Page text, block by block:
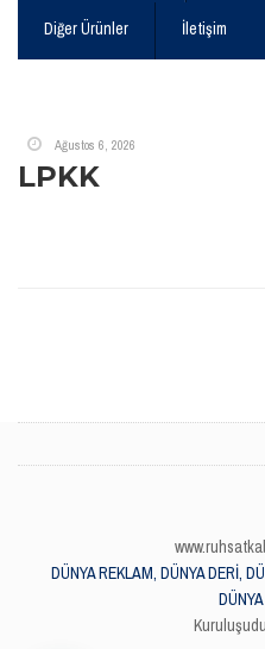
Diğer Ürünler İletişim
Ağustos 6, 2026
LPKK
DÜNYA REKLAM, DÜNYA DERİ,